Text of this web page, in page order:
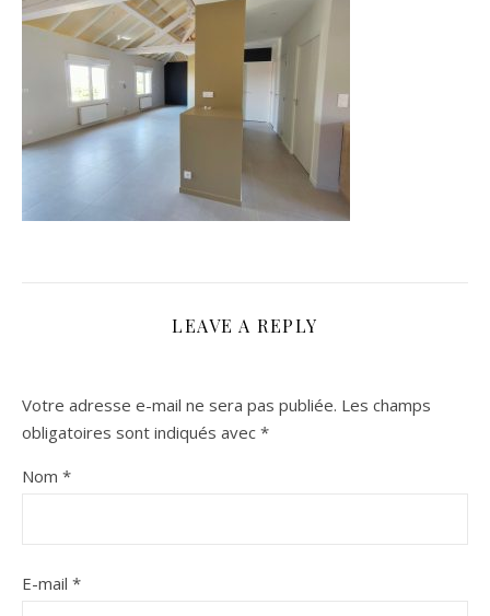
LEAVE A REPLY
Votre adresse e-mail ne sera pas publiée. Les champs
obligatoires sont indiqués avec *
Nom *
E-mail *